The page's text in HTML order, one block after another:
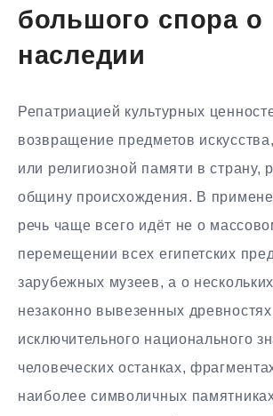
большого спора о
наследии
Репатриацией культурных
возвращение предметов
или религиозной памяти в страну,
общину происхождения. В
речь чаще всего идёт не о
перемещении всех египетских
зарубежных музеев, а о
незаконно вывезенных
исключительного национального
человеческих останках,
наиболее символичных